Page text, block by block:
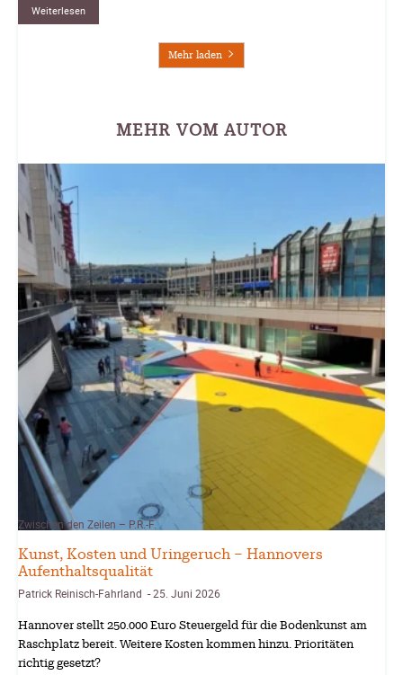
Weiterlesen
Mehr laden
MEHR VOM AUTOR
Zwischen den Zeilen – P.R.-F.
Kunst, Kosten und Uringeruch – Hannovers
Aufenthaltsqualität
Patrick Reinisch-Fahrland -25. Juni 2026
Hannover stellt 250.000 Euro Steuergeld für die Bodenkunst am
Raschplatz bereit. Weitere Kosten kommen hinzu. Prioritäten
richtig gesetzt?